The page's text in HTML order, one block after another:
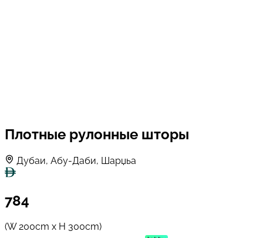
Плотные рулонные шторы
Дубаи, Абу-Даби, Шарџьа
784
(W 200cm x H 300cm)